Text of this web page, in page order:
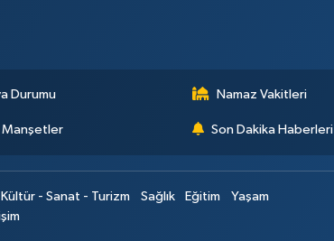
Durumu Namaz Vakitleri
Manşetler Son Dakika Haberleri
Kültür - Sanat - Turizm Sağlık Eğitim
Yaşam